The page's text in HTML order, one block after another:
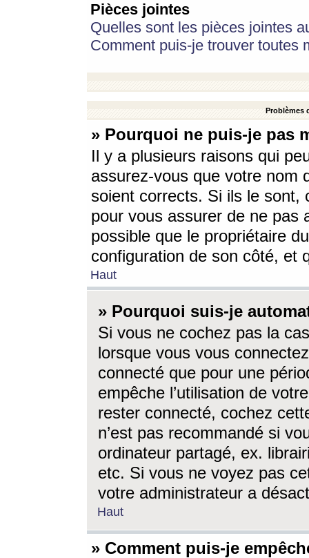
Pièces jointes
Quelles sont les pièces jointes
Comment puis-je trouver toutes
Problèmes
» Pourquoi ne puis-je pas
Il y a plusieurs raisons qui
assurez-vous que votre nom
soient corrects. Si ils le sont,
pour vous assurer de ne pas
possible que le propriétaire
configuration de son côté, et
Haut
» Pourquoi suis-je
Si vous ne cochez pas la
lorsque vous vous
connecté que pour une
empêche l’utilisation de
rester connecté, cochez
n’est pas recommandé si
ordinateur partagé, ex.
etc. Si vous ne voyez pas
votre administrateur a
Haut
» Comment puis-je